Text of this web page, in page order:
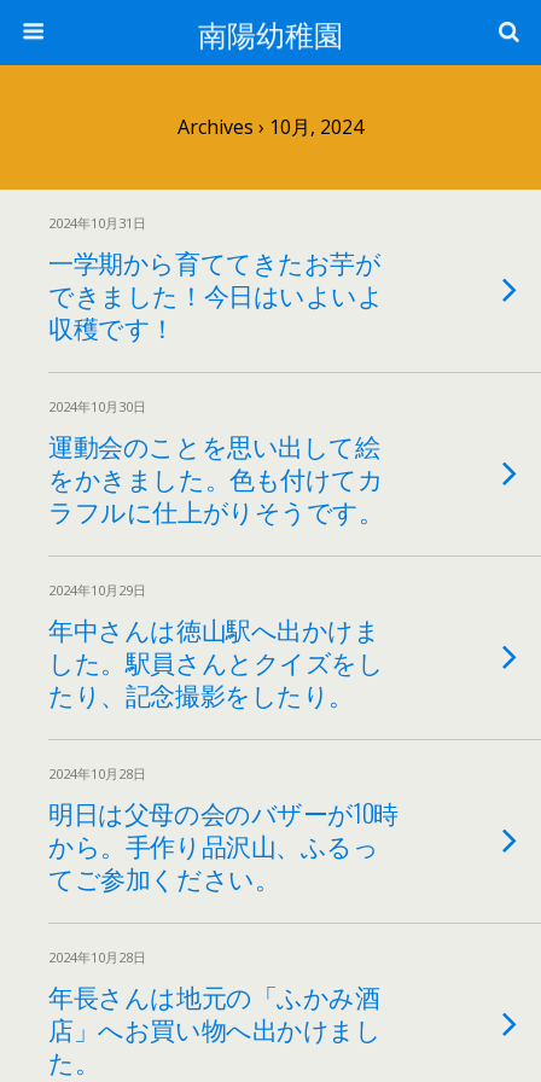
南陽幼稚園
Archives › 10月, 2024
2024年10月31日
一学期から育ててきたお芋が
できました！今日はいよいよ
収穫です！
2024年10月30日
運動会のことを思い出して絵
をかきました。色も付けてカ
ラフルに仕上がりそうです。
2024年10月29日
年中さんは徳山駅へ出かけま
した。駅員さんとクイズをし
たり、記念撮影をしたり。
2024年10月28日
明日は父母の会のバザーが10時
から。手作り品沢山、ふるっ
てご参加ください。
2024年10月28日
年長さんは地元の「ふかみ酒
店」へお買い物へ出かけまし
た。